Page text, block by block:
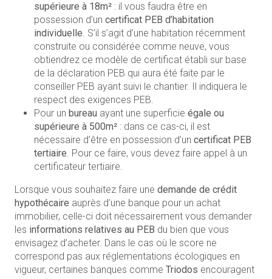
supérieure à 18m² : il vous faudra être en
possession d’un certificat PEB d’habitation
individuelle. S’il s’agit d’une habitation récemment
construite ou considérée comme neuve, vous
obtiendrez ce modèle de certificat établi sur base
de la déclaration PEB qui aura été faite par le
conseiller PEB ayant suivi le chantier. Il indiquera le
respect des exigences PEB.
Pour un bureau ayant une superficie égale ou
supérieure à 500m² : dans ce cas-ci, il est
nécessaire d’être en possession d’un certificat PEB
tertiaire. Pour ce faire, vous devez faire appel à un
certificateur tertiaire.
Lorsque vous souhaitez faire une demande de crédit
hypothécaire auprès d’une banque pour un achat
immobilier, celle-ci doit nécessairement vous demander
les informations relatives au PEB du bien que vous
envisagez d’acheter. Dans le cas où le score ne
correspond pas aux réglementations écologiques en
vigueur, certaines banques comme Triodos encouragent